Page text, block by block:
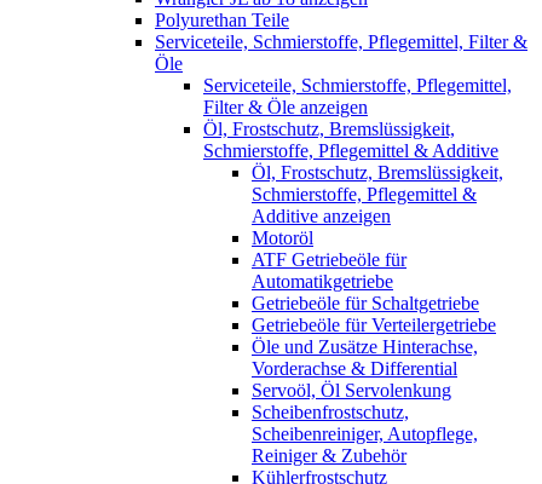
Polyurethan Teile
Serviceteile, Schmierstoffe, Pflegemittel, Filter &
Öle
Serviceteile, Schmierstoffe, Pflegemittel,
Filter & Öle anzeigen
Öl, Frostschutz, Bremslüssigkeit,
Schmierstoffe, Pflegemittel & Additive
Öl, Frostschutz, Bremslüssigkeit,
Schmierstoffe, Pflegemittel &
Additive anzeigen
Motoröl
ATF Getriebeöle für
Automatikgetriebe
Getriebeöle für Schaltgetriebe
Getriebeöle für Verteilergetriebe
Öle und Zusätze Hinterachse,
Vorderachse & Differential
Servoöl, Öl Servolenkung
Scheibenfrostschutz,
Scheibenreiniger, Autopflege,
Reiniger & Zubehör
Kühlerfrostschutz